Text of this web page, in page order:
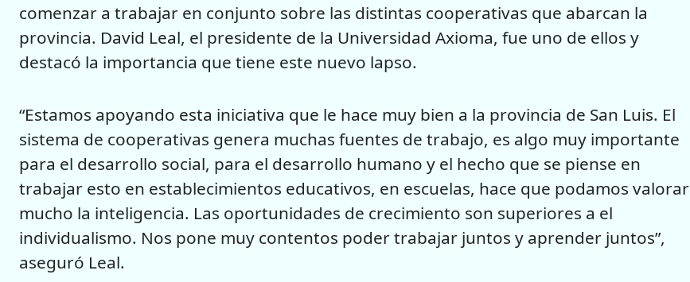
comenzar a trabajar en conjunto sobre las distintas cooperativas que abarcan la
provincia. David Leal, el presidente de la Universidad Axioma, fue uno de ellos y
destacó la importancia que tiene este nuevo lapso.
“Estamos apoyando esta iniciativa que le hace muy bien a la provincia de San Luis. El
sistema de cooperativas genera muchas fuentes de trabajo, es algo muy importante
para el desarrollo social, para el desarrollo humano y el hecho que se piense en
trabajar esto en establecimientos educativos, en escuelas, hace que podamos valorar
mucho la inteligencia. Las oportunidades de crecimiento son superiores a el
individualismo. Nos pone muy contentos poder trabajar juntos y aprender juntos”,
aseguró Leal.